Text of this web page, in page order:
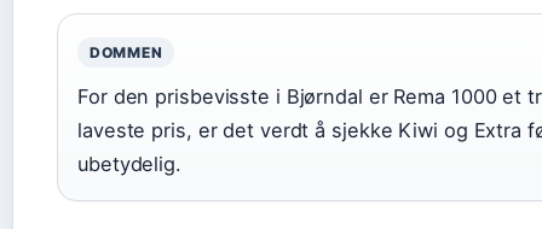
DOMMEN
For den prisbevisste i Bjørndal er Rema 1000 et
laveste pris, er det verdt å sjekke Kiwi og Extra
ubetydelig.